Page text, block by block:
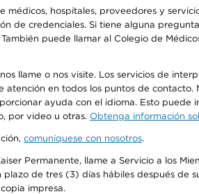
hospitales, proveedores y
de credenciales. Si tiene alguna
puede llamar al Colegio de
llame o nos visite. Los servicios de
en todos los puntos de
ayuda con el idioma. Esto
por video u otras. Obtenga información
comuníquese con nosotros.
Permanente, llame a Servicio a los
de tres (3) días hábiles después de
impresa.